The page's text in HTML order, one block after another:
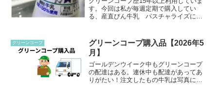
す。今回は私が毎週定期で購入してい
る、産直びん牛乳 パスチャライズにつ
期購入 税抜き309円 （定期購入は10円
引きになりま...
グリーンコープ
グリーンコープ購入品【2026年5
月】
ゴールデンウイーク中もグリーンコープ
の配達はある。連休中も配達があってあ
りがたい！注文したもの牛乳は写真に入